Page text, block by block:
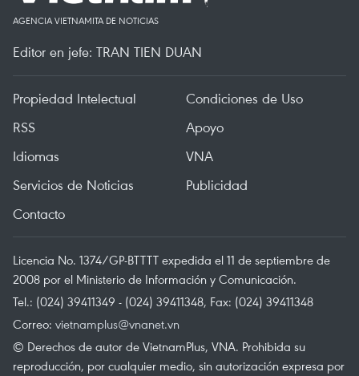
AGENCIA VIETNAMITA DE NOTICIAS
Editor en jefe: TRAN TIEN DUAN
Propiedad Intelectual
Condiciones de Uso
RSS
Apoyo
Idiomas
VNA
Servicios de Noticias
Publicidad
Contacto
Licencia No. 1374/GP-BTTTT expedida el 11 de septiembre de
2008 por el Ministerio de Información y Comunicación.
Tel.: (024) 39411349 - (024) 39411348, Fax: (024) 39411348
Correo: vietnamplus@vnanet.vn
© Derechos de autor de VietnamPlus, VNA. Prohibida su
reproducción, por cualquier medio, sin autorización expresa por